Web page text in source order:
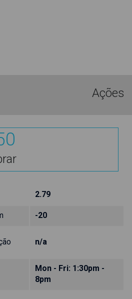
Ações
2.79
-20
n/a
Mon - Fri: 1:30pm -
8pm